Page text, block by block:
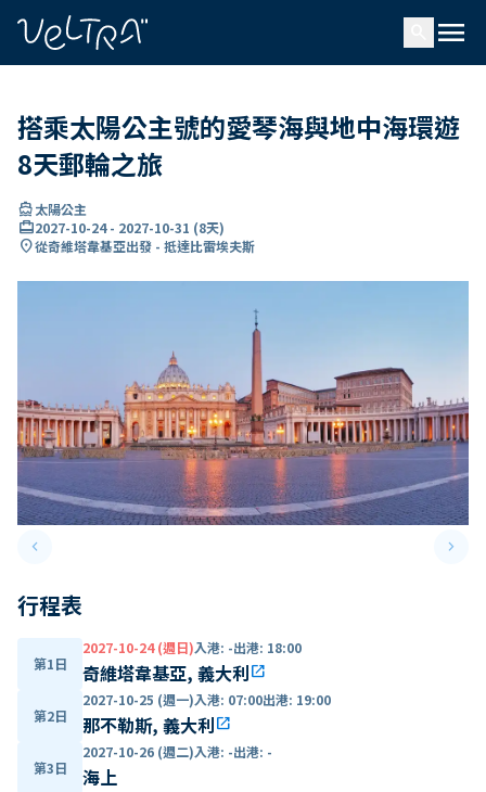
menu
搭乘太陽公主號的愛琴海與地中海環遊
8天郵輪之旅
directions_boat太陽公主
card_travel2027-10-24- 2027-10-31 (8天)
location_on從奇維塔韋基亞出發 - 抵達比雷埃夫斯
keyboard_arrow_leftPrevious slide keyboard_arrow_right
行程表
第1日
2027-10-24 (週日)入港: -出港: 18:00
奇維塔韋基亞, 義大利open_in_new
第2日
2027-10-25 (週一)入港: 07:00出港: 19:00
那不勒斯, 義大利open_in_new
第3日
2027-10-26 (週二)入港: -出港: -
海上